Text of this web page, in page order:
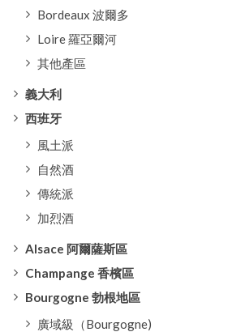
Bordeaux 波爾多
Loire 羅亞爾河
其他產區
義大利
西班牙
風土派
自然酒
傳統派
加烈酒
Alsace 阿爾薩斯區
Champange 香檳區
Bourgogne 勃根地區
廣域級（Bourgogne)